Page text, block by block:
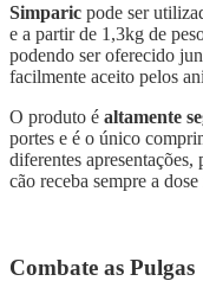
Simparic pode ser
e a partir de 1,3kg de
podendo ser oferecido
facilmente aceito pelos
O produto é altamente
portes e é o único
diferentes
cão receba sempre a
Combate as Pulgas